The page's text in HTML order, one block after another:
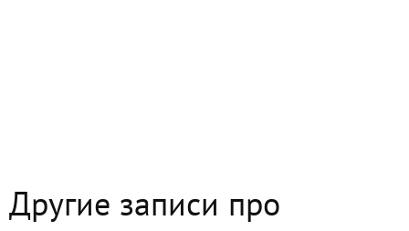
Другие записи про